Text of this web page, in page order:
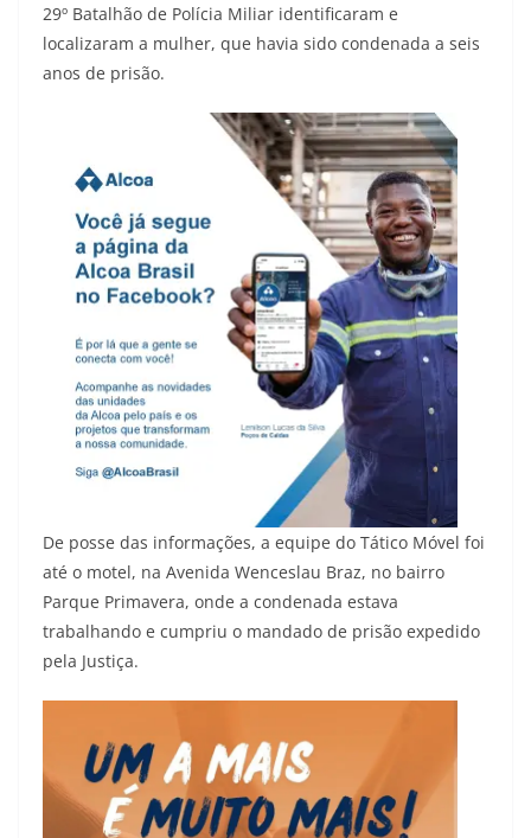
29º Batalhão de Polícia Miliar identificaram e
localizaram a mulher, que havia sido condenada a seis
anos de prisão.
De posse das informações, a equipe do Tático Móvel foi
até o motel, na Avenida Wenceslau Braz, no bairro
Parque Primavera, onde a condenada estava
trabalhando e cumpriu o mandado de prisão expedido
pela Justiça.